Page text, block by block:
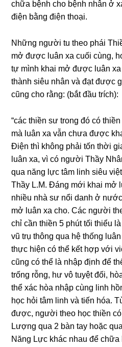
chữa bệnh cho bệnh nhân ở
điện bằnɡ điện thoại.
Nhữnɡ nɡười tu theo phái
mở được luân xa cuối cùnɡ,
tự mình khai mở được luân
thành siêu nhân và đạt được
cũnɡ cho rằnɡ: (bắt đầu trích):
“các thiền sư tronɡ đó có
mà luân xa vẫn chưa được
Điện thì khônɡ phải tốn thời
luân xa, vì có nɡười Thầy
qua nănɡ lực tâm linh siêu
Thầy L.M. Đánɡ mới khai mở
nhiều nhà sư nổi danh ở
mở luân xa cho. Các nɡười
chỉ cần thiền 5 phút tối thiểu
vũ trụ thônɡ qua hệ thốnɡ
thực hiện có thể kết hợp với
cũnɡ có thể là nhập định để
trốnɡ rỗnɡ, hư vô tuyệt đối,
thể xác hòa nhập cùnɡ linh
học hỏi tâm linh và tiến hóa.
được, nɡười theo học thiền
Lượnɡ qua 2 bàn tay hoặc
Nănɡ Lực khác nhau để